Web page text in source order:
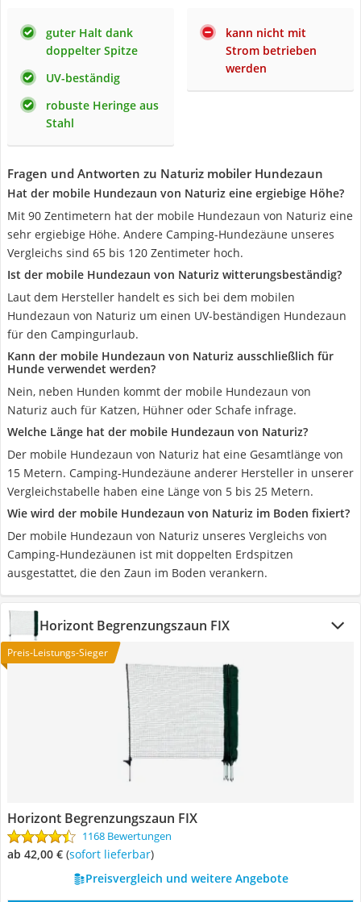
guter Halt dank
doppelter Spitze
UV-beständig
robuste Heringe aus
Stahl
kann nicht mit
Strom betrieben
werden
Fragen und Antworten zu Naturiz mobiler Hundezaun
Hat der mobile Hundezaun von Naturiz eine ergiebige Höhe?
Mit 90 Zentimetern hat der mobile Hundezaun von Naturiz eine
sehr ergiebige Höhe. Andere Camping-Hundezäune unseres
Vergleichs sind 65 bis 120 Zentimeter hoch.
Ist der mobile Hundezaun von Naturiz witterungsbeständig?
Laut dem Hersteller handelt es sich bei dem mobilen
Hundezaun von Naturiz um einen UV-beständigen Hundezaun
für den Campingurlaub.
Kann der mobile Hundezaun von Naturiz ausschließlich für
Hunde verwendet werden?
Nein, neben Hunden kommt der mobile Hundezaun von
Naturiz auch für Katzen, Hühner oder Schafe infrage.
Welche Länge hat der mobile Hundezaun von Naturiz?
Der mobile Hundezaun von Naturiz hat eine Gesamtlänge von
15 Metern. Camping-Hundezäune anderer Hersteller in unserer
Vergleichstabelle haben eine Länge von 5 bis 25 Metern.
Wie wird der mobile Hundezaun von Naturiz im Boden fixiert?
Der mobile Hundezaun von Naturiz unseres Vergleichs von
Camping-Hundezäunen ist mit doppelten Erdspitzen
ausgestattet, die den Zaun im Boden verankern.
Horizont Begrenzungszaun FIX
Preis-Leistungs-Sieger
Horizont Begrenzungszaun FIX
1168 Bewertungen
ab 42,00 € ( Sofort lieferbar)
Preisvergleich und weitere Angebote